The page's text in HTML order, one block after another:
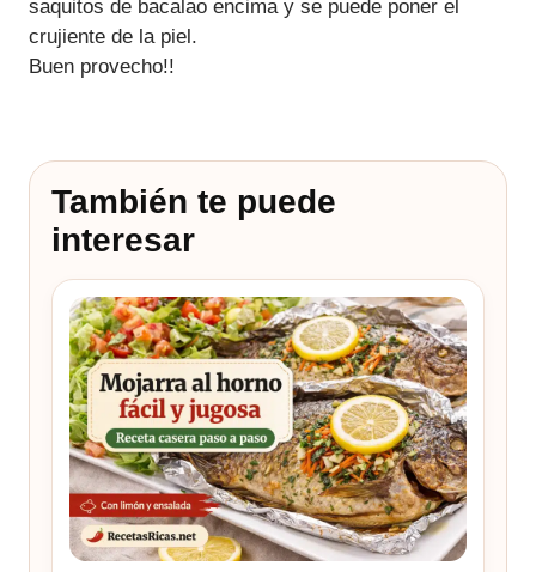
saquitos de bacalao encima y se puede poner el
crujiente de la piel.
Buen provecho!!
También te puede
interesar